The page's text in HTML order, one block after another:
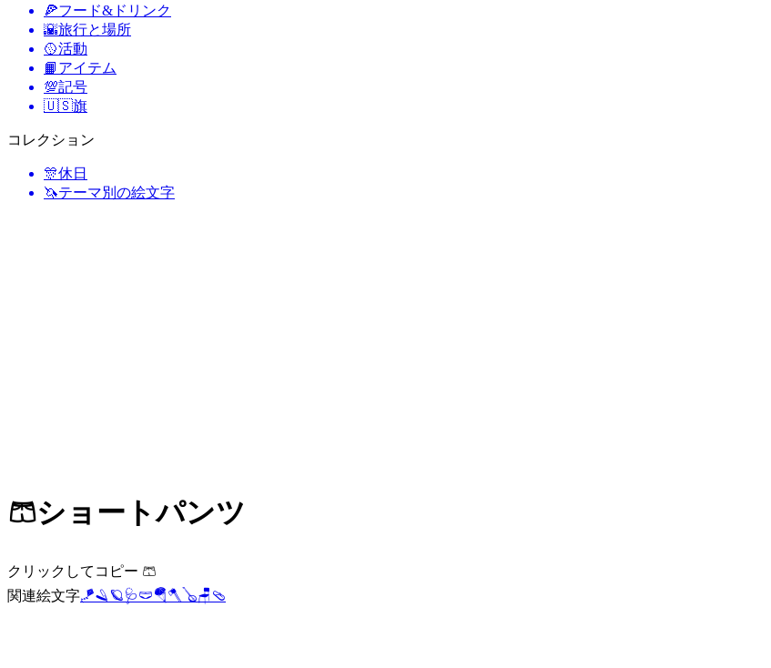
🍕フード&ドリンク
🌇旅行と場所
🥎活動
📙 アイテム
💯記号
🇺🇸旗
コレクション
🎊休日
🦄テーマ別の絵文字
🩳ショートパンツ
クリックしてコピー 🩳
関連絵文字🪁🪒🪐🩺🩲🪂🪓 🪕🪑 🩴